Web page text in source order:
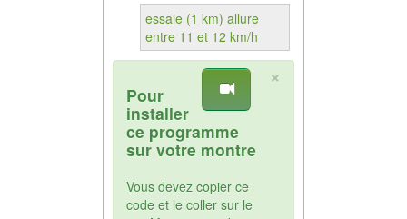
Tests
Parcours &
Courses
Outils & Réseaux
essaie (1 km) allure
entre 11 et 12 km/h
×
Pour
installer
ce programme
sur votre montre
Vous devez copier ce
code et le coller sur le